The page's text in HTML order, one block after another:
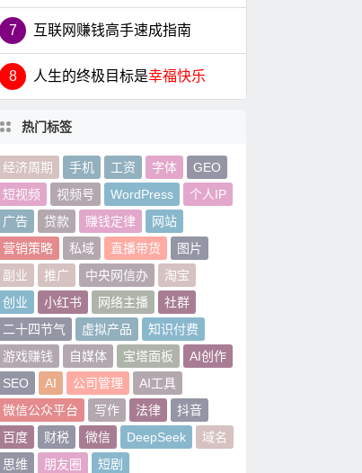
7 互联网赚钱高手速成指南
8 人生的终极目标是幸福快乐
热门标签
经济周期 手机 工资 字体
GEO
短视频
视频号 WordPress
个人IP
广告
贷款 赚钱定律
网站
营销策略
私域 直播带货
图片
副业
推广 中央网信办
淘宝
创业
小红书 网络主播
社群
二十四节气
虚拟产品
知识付费
游戏赚钱
自媒体 宝塔面板
AI创作
SEO
AI 公司管理
AI工具
微信公众平台
写作 法律
抖音
百度
财税 微信 DeepSeek
域名
思维
朋友圈 短剧